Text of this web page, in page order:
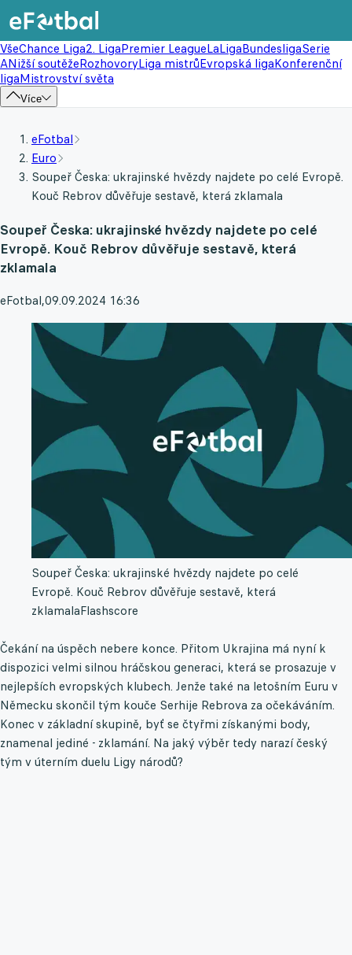
VšeChance Liga2. LigaPremier LeagueLaLigaBundesligaSerie
ANižší soutěžeRozhovoryLiga mistrůEvropská ligaKonferenční
ligaMistrovství světa
Více
eFotbal
Euro
Soupeř Česka: ukrajinské hvězdy najdete po celé Evropě.
Kouč Rebrov důvěřuje sestavě, která zklamala
Soupeř Česka: ukrajinské hvězdy najdete po celé
Evropě. Kouč Rebrov důvěřuje sestavě, která
zklamala
eFotbal,09.09.2024 16:36
Soupeř Česka: ukrajinské hvězdy najdete po celé
Evropě. Kouč Rebrov důvěřuje sestavě, která
zklamalaFlashscore
Čekání na úspěch nebere konce. Přitom Ukrajina má nyní k
dispozici velmi silnou hráčskou generaci, která se prosazuje v
nejlepších evropských klubech. Jenže také na letošním Euru v
Německu skončil tým kouče Serhije Rebrova za očekáváním.
Konec v základní skupině, byť se čtyřmi získanými body,
znamenal jediné - zklamání. Na jaký výběr tedy narazí český
tým v úterním duelu Ligy národů?